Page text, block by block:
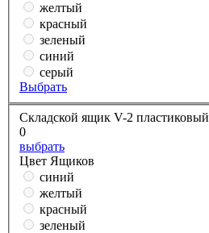
желтый
красный
зеленый
синий
серый
Выбрать
Складской ящик V-2 пластиковый
0
выбрать
Цвет Ящиков
синий
желтый
красный
зеленый